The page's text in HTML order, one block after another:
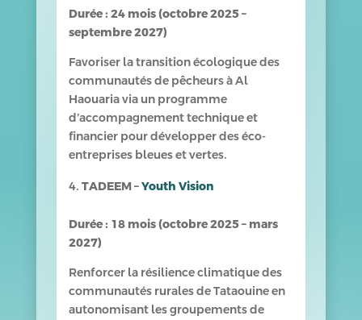
Durée : 24 mois (octobre 2025 –
septembre 2027)
Favoriser la transition écologique des
communautés de pêcheurs à Al
Haouaria via un programme
d’accompagnement technique et
financier pour développer des éco-
entreprises bleues et vertes.
TADEEM –Youth Vision
Durée : 18 mois (octobre 2025 – mars
2027)
Renforcer la résilience climatique des
communautés rurales de Tataouine en
autonomisant les groupements de